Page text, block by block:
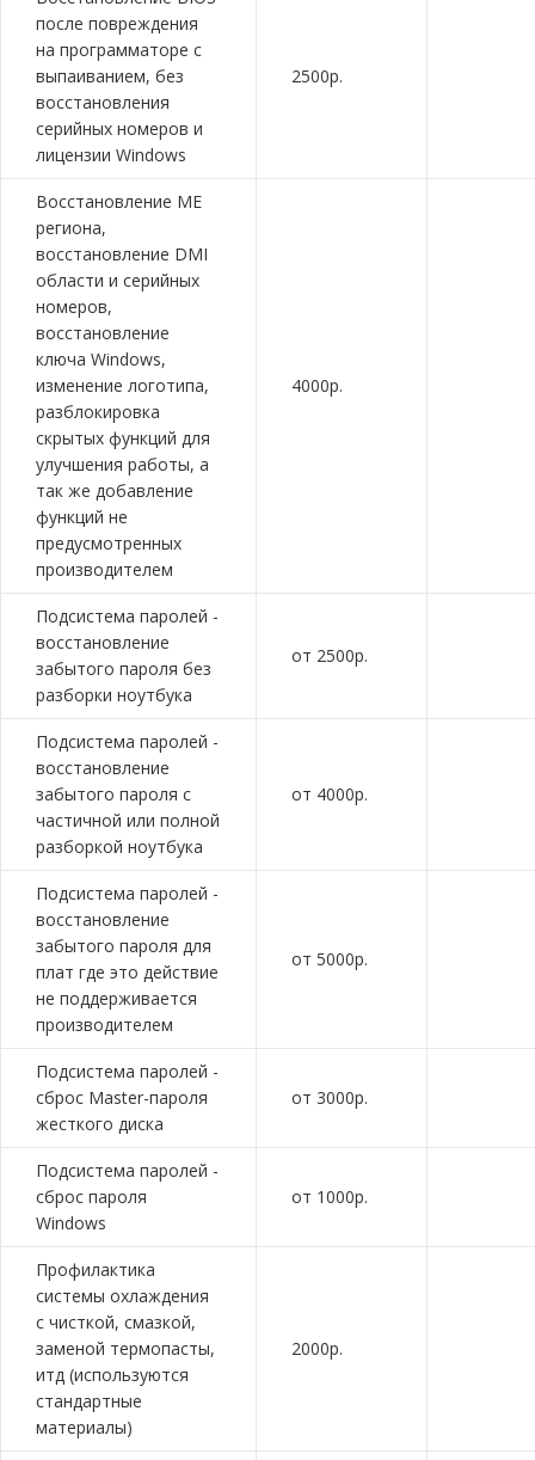
после повреждения
на программаторе с
выпаиванием, без
восстановления
серийных номеров и
лицензии Windows
2500р.
Восстановление ME
региона,
восстановление DMI
области и серийных
номеров,
восстановление
ключа Windows,
изменение логотипа,
разблокировка
скрытых функций для
улучшения работы, а
так же добавление
функций не
предусмотренных
производителем
4000р.
Подсистема паролей -
восстановление
забытого пароля без
разборки ноутбука
от 2500р.
Подсистема паролей -
восстановление
забытого пароля с
частичной или полной
разборкой ноутбука
от 4000р.
Подсистема паролей -
восстановление
забытого пароля для
плат где это действие
не поддерживается
производителем
от 5000р.
Подсистема паролей -
сброс Master-пароля
жесткого диска
от 3000р.
Подсистема паролей -
сброс пароля
Windows
от 1000р.
Профилактика
системы охлаждения
с чисткой, смазкой,
заменой термопасты,
итд (используются
стандартные
материалы)
2000р.